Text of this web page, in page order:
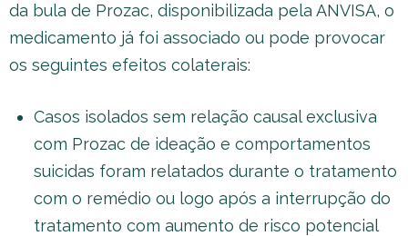
da bula de Prozac, disponibilizada pela ANVISA, o
medicamento já foi associado ou pode provocar
os seguintes efeitos colaterais:
Casos isolados sem relação causal exclusiva
com Prozac de ideação e comportamentos
suicidas foram relatados durante o tratamento
com o remédio ou logo após a interrupção do
tratamento com aumento de risco potencial